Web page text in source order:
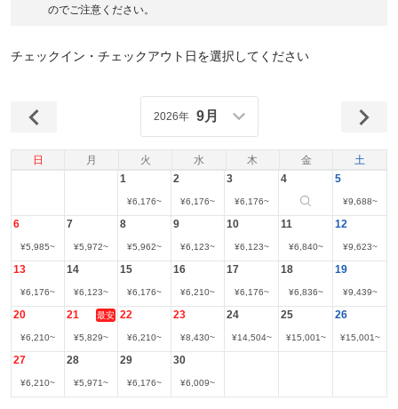
のでご注意ください。
チェックイン・チェックアウト日を選択してください
日 月 火 水 木 金 土
2026年 9月
1
¥6,176~
2
¥6,176~
3
¥6,176~
4 5
¥9,688~
6
¥5,985~
7
¥5,972~
8
¥5,962~
9
¥6,123~
10
¥6,123~
11
¥6,840~
12
¥9,623~
13
¥6,176~
14
¥6,123~
15
¥6,176~
16
¥6,210~
17
¥6,176~
18
¥6,836~
19
¥9,439~
20
¥6,210~
21 最安
¥5,829~
22
¥6,210~
23
¥8,430~
24
¥14,504~
25
¥15,001~
26
¥15,001~
27
¥6,210~
28
¥5,971~
29
¥6,176~
30
¥6,009~